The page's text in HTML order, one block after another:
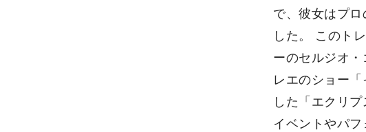
で、彼女はプ
した。 このト
ーのセルジオ
レエのショー
した「エクリ
イベントやパ